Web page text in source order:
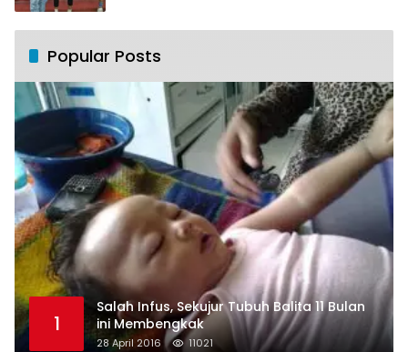
Popular Posts
1
Salah Infus, Sekujur Tubuh Balita 11 Bulan
ini Membengkak
28 April 2016 11021